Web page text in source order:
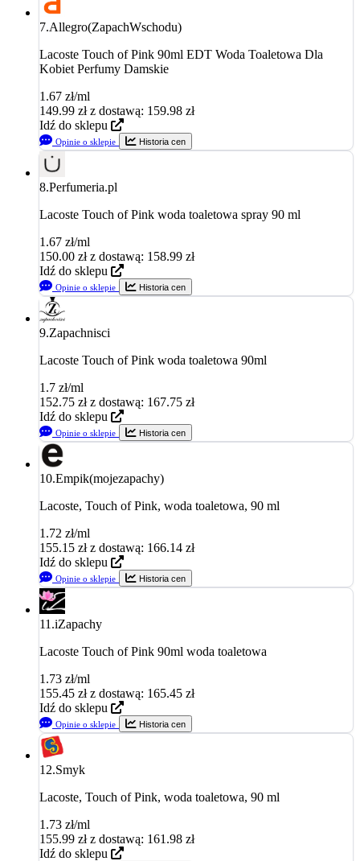
7.Allegro(ZapachWschodu)
Lacoste Touch of Pink 90ml EDT Woda Toaletowa Dla
Kobiet Perfumy Damskie
1.67 zł/ml
149.99 zł z dostawą: 159.98 zł
Idź do sklepu
Opinie o sklepie Historia cen
8.Perfumeria.pl
Lacoste Touch of Pink woda toaletowa spray 90 ml
1.67 zł/ml
150.00 zł z dostawą: 158.99 zł
Idź do sklepu
Opinie o sklepie Historia cen
9.Zapachnisci
Lacoste Touch of Pink woda toaletowa 90ml
1.7 zł/ml
152.75 zł z dostawą: 167.75 zł
Idź do sklepu
Opinie o sklepie Historia cen
10.Empik(mojezapachy)
Lacoste, Touch of Pink, woda toaletowa, 90 ml
1.72 zł/ml
155.15 zł z dostawą: 166.14 zł
Idź do sklepu
Opinie o sklepie Historia cen
11.iZapachy
Lacoste Touch of Pink 90ml woda toaletowa
1.73 zł/ml
155.45 zł z dostawą: 165.45 zł
Idź do sklepu
Opinie o sklepie Historia cen
12.Smyk
Lacoste, Touch of Pink, woda toaletowa, 90 ml
1.73 zł/ml
155.99 zł z dostawą: 161.98 zł
Idź do sklepu